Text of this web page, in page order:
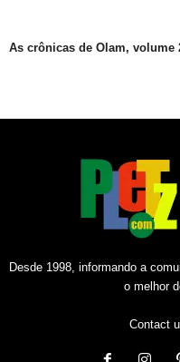
As crônicas de Olam,
Desde 1998, informando a
o melhor
Contact